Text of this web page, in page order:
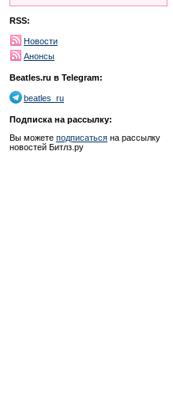
RSS:
Новости
Анонсы
Beatles.ru в Telegram:
beatles_ru
Подписка на рассылку:
Вы можете подписаться на рассылку
новостей Битлз.ру